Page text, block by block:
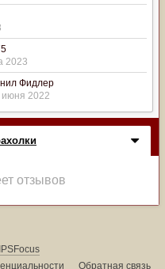
2023
Фидлер
июня 2022
отзывов
IPSFocus
Обратная связь